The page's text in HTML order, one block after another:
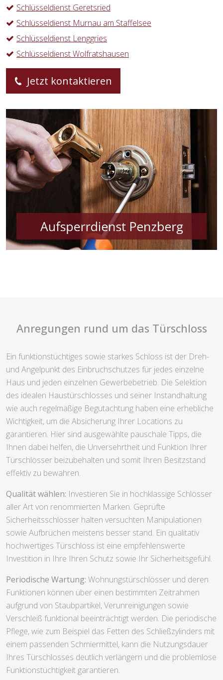
Schlüsseldienst Geretsried
Schlüsseldienst Murnau am Staffelsee
Schlüsseldienst Lenggries
Schlüsseldienst Wolfratshausen
Jetzt kontaktieren
Anregungen rund um das Türschloss
Ein funktionstüchtiges sowie starkes Schloss ist der Dreh-
und Angelpunkt des Einbruchschutzes für jedes einzelne
Haus und jeden einzelnen Gewerbebetrieb. Die Selektion
des idealen Haustürschlosses und seiner Instandhaltung
wie auch regelmäßige Begutachtung haben eine erhebliche
Wichtigkeit, um die Absicherung Ihrer Locations zu
garantieren. Hier sind ausgewählte pauschale Tipps, die
Ihnen dabei helfen, die Unversehrtheit und Funktion Ihrer
Türschlösser beizubehalten und somit Ihren Besitzstand
effektiv zu bewahren.
Qualität wählen: Investieren Sie in hochklassige Schlösser
aller Art von renommierten Marken. Geprüfte
Sicherheitsschlösser halten versuchten Manipulationen
sowie Aufbrüchen meistens besser stand. Ein qualitativ
hochwertiges Türschloss ist eine empfehlenswerte
Investition in Ihre Ihren Schutz sowie Ihr Sicherheitsgefühl.
Periodische Wartung: Wohnungstürschlösser und deren
Funktionen können über einen bestimmten Zeitrahmen
aufgrund von Staubpartikel, Verunreinigungen sowie
Verschleiß funktional beeinträchtigt werden. Die periodische
Pflege, wie zum Beispiel das Fetten des Schließzylinders mit
einem passenden Schmiermittel, kann die Nutzungsdauer
Ihres Türschlosses deutlich verlängern und die problemlose
Funktionstüchtigkeit garantieren.